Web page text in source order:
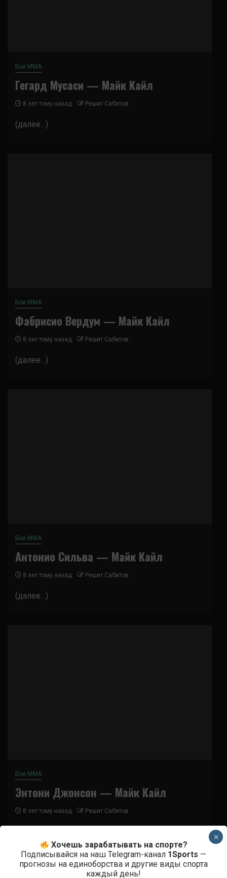
Бои ММА
Гегард Мусаси — Майк Кайл
8 лет тому назад Решит Сабитов
(далее…)
Бои ММА
Фабрисио Вердум — Майк Кайл
8 лет тому назад Решит Сабитов
(далее…)
Бои ММА
Антонио Сильва — Майк Кайл
8 лет тому назад Решит Сабитов
(далее…)
Бои ММА
Энтони Джонсон — Майк Кайл
8 лет тому назад Решит Сабитов
СВЕЖИЕ ЗАПИСИ
Хочешь зарабатывать на спорте?
Подписывайся на наш Telegram-канал 1Sports —
прогнозы на единоборства и другие виды спорта
каждый день!
×